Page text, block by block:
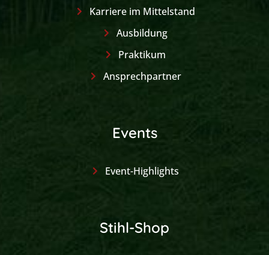
Karriere im Mittelstand
Ausbildung
Praktikum
Ansprechpartner
Events
Event-Highlights
Stihl-Shop